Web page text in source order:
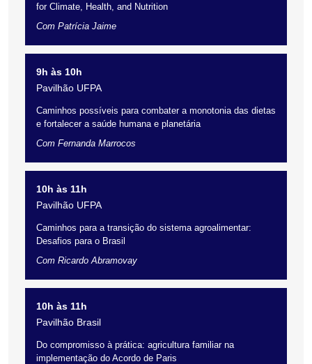
for Climate, Health, and Nutrition
Com Patrícia Jaime
9h às 10h
Pavilhão UFPA
Caminhos possíveis para combater a monotonia das dietas
e fortalecer a saúde humana e planetária
Com Fernanda Marrocos
10h às 11h
Pavilhão UFPA
Caminhos para a transição do sistema agroalimentar:
Desafios para o Brasil
Com Ricardo Abramovay
10h às 11h
Pavilhão Brasil
Do compromisso à prática: agricultura familiar na
implementação do Acordo de Paris